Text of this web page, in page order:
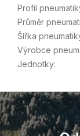
Profil
Průměr
Šířka
Výrobce
Jednotky:
Z
á
p